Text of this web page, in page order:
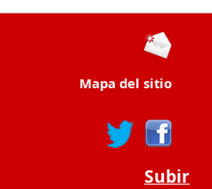
Mapa del sitio
Subir